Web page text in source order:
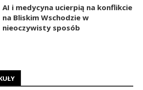
AI i medycyna ucierpią na konflikcie
na Bliskim Wschodzie w
nieoczywisty sposób